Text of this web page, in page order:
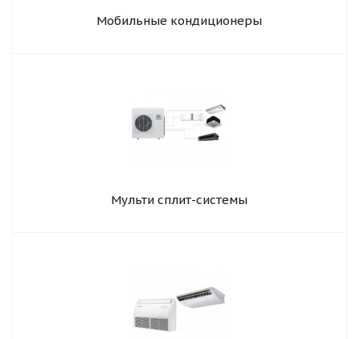
Мобильные кондиционеры
Мульти сплит-системы